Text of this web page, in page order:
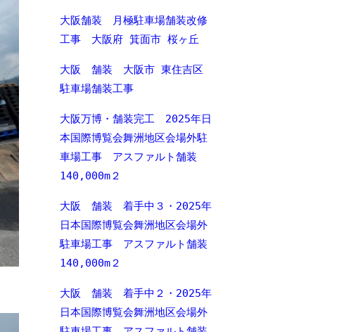
大阪舗装 月極駐車場舗装改修
工事 大阪府 箕面市 桜ヶ丘
大阪 舗装 大阪市 東住吉区
駐車場舗装工事
大阪万博・舗装完工 2025年日
本国際博覧会舞洲地区会場外駐
車場工事 アスファルト舗装
140,000m２
大阪 舗装 着手中３・2025年
日本国際博覧会舞洲地区会場外
駐車場工事 アスファルト舗装
140,000m２
大阪 舗装 着手中２・2025年
日本国際博覧会舞洲地区会場外